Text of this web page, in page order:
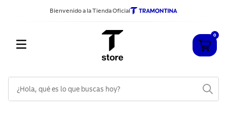
Bienvenido a la Tienda Oficial
0